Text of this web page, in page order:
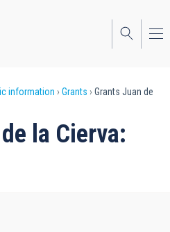
information Grants
Grants Juan de
la Cierva: